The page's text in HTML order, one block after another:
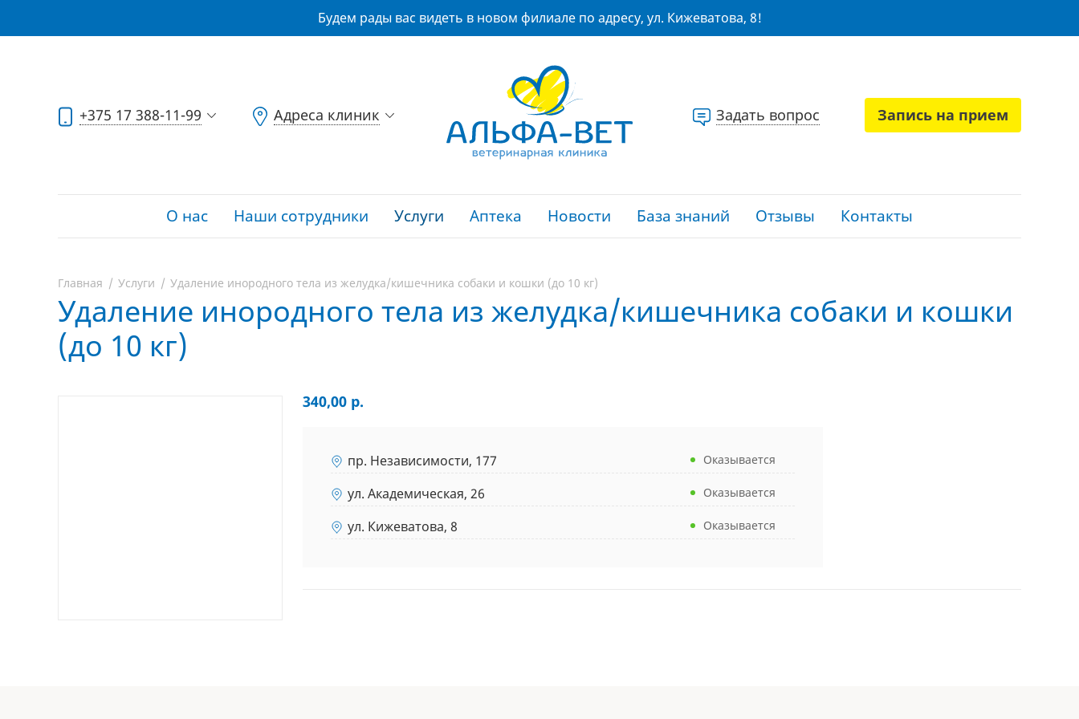
Будем рады вас видеть в новом филиале по адресу, ул. Кижеватова, 8!
+375 17 388-11-99 Адреса клиник Задать вопрос Запись на прием
О нас Наши сотрудники Услуги Аптека Новости База знаний Отзывы Контакты
Главная Услуги Удаление инородного тела из желудка/кишечника собаки и кошки (до 10 кг)
Удаление инородного тела из желудка/кишечника собаки и кошки
(до 10 кг)
340,00 р.
пр. Независимости, 177 Оказывается
ул. Академическая, 26 Оказывается
ул. Кижеватова, 8 Оказывается